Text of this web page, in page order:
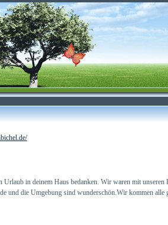
in deinem Haus bedanken. Wir waren mit
und die Umgebung sind wunderschön.Wir kommen alle